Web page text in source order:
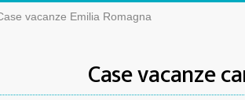
vacanze Emilia Romagna
Case vacanze